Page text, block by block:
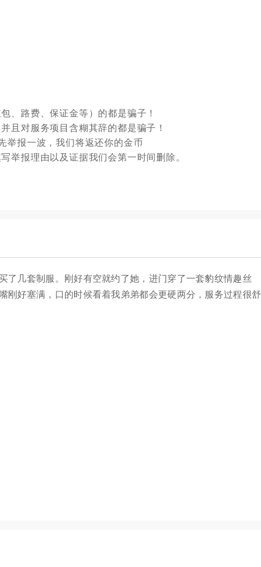
、路费、保证金等）的都是骗子！
且对服务项目含糊其辞的都是骗子！
举报一波，我们将返还你的金币
举报理由以及证据我们会第一时间删除。
了几套制服。刚好有空就约了她，进门穿了一套豹纹情趣丝
刚好塞满，口的时候看着我弟弟都会更硬两分，服务过程很舒